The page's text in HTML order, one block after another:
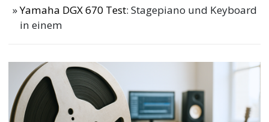
Yamaha DGX 670 Test: Stagepiano und Keyboard
in einem